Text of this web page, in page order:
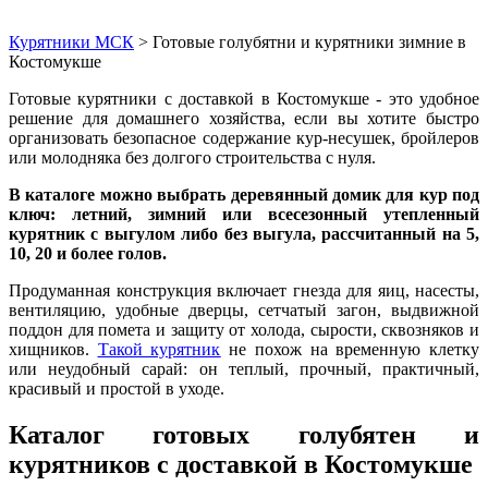
Курятники МСК > Готовые голубятни и курятники зимние в
Костомукше
Готовые курятники с доставкой в Костомукше - это удобное
решение для домашнего хозяйства, если вы хотите быстро
организовать безопасное содержание кур-несушек, бройлеров
или молодняка без долгого строительства с нуля.
В каталоге можно выбрать деревянный домик для кур под
ключ: летний, зимний или всесезонный утепленный
курятник с выгулом либо без выгула, рассчитанный на 5,
10, 20 и более голов.
Продуманная конструкция включает гнезда для яиц, насесты,
вентиляцию, удобные дверцы, сетчатый загон, выдвижной
поддон для помета и защиту от холода, сырости, сквозняков и
хищников. Такой курятник не похож на временную клетку
или неудобный сарай: он теплый, прочный, практичный,
красивый и простой в уходе.
Каталог готовых голубятен и
курятников с доставкой в Костомукше